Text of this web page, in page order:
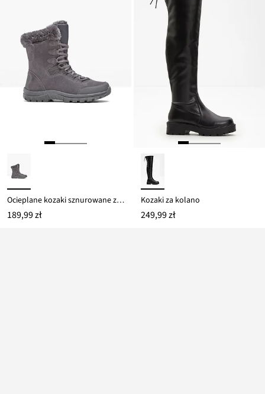
Ocieplane kozaki sznurowane z membraną Tex
189,99 zł
Kozaki za kolano
249,99 zł